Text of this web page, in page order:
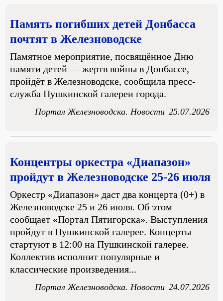
Память погибших детей Донбасса
почтят в Железноводске
Памятное мероприятие, посвящённое Дню
памяти детей — жертв войны в Донбассе,
пройдёт в Железноводске, сообщила пресс-
служба Пушкинской галереи города.
Портал Железноводска. Новости 25.07.2026
Концентры оркестра «Диапазон»
пройдут в Железноводске 25-26 июля
Оркестр «Диапазон» даст два концерта (0+) в
Железноводске 25 и 26 июля. Об этом
сообщает «Портал Пятигорска». Выступления
пройдут в Пушкинской галерее. Концерты
стартуют в 12:00 на Пушкинской галерее.
Коллектив исполнит популярные и
классические произведения...
Портал Железноводска. Новости 24.07.2026